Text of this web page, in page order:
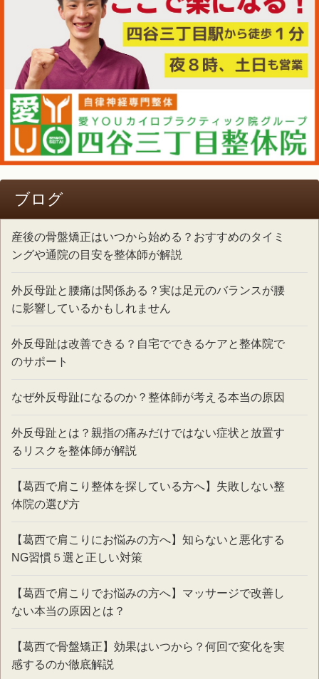
ブログ
産後の骨盤矯正はいつから始める？おすすめのタイミ
ングや通院の目安を整体師が解説
外反母趾と腰痛は関係ある？実は足元のバランスが腰
に影響しているかもしれません
外反母趾は改善できる？自宅でできるケアと整体院で
のサポート
なぜ外反母趾になるのか？整体師が考える本当の原因
外反母趾とは？親指の痛みだけではない症状と放置す
るリスクを整体師が解説
【葛西で肩こり整体を探している方へ】失敗しない整
体院の選び方
【葛西で肩こりにお悩みの方へ】知らないと悪化する
NG習慣５選と正しい対策
【葛西で肩こりでお悩みの方へ】マッサージで改善し
ない本当の原因とは？
【葛西で骨盤矯正】効果はいつから？何回で変化を実
感するのか徹底解説